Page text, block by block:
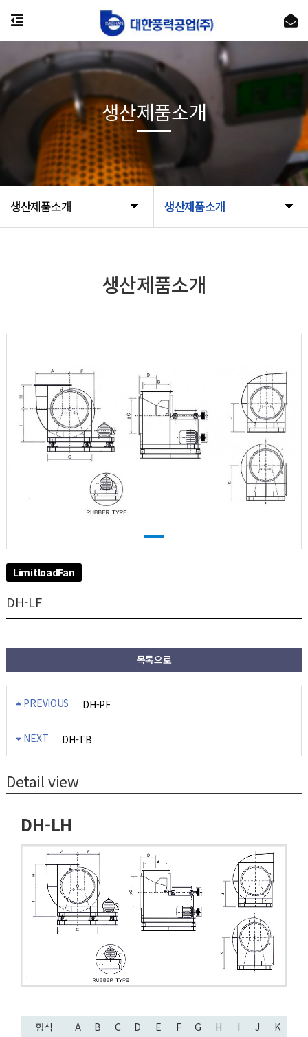
생산제품소개 생산제품소개
생산제품소개
생산제품소개
LimitloadFan
DH-LF
목록으로
PREVIOUS DH-PF
NEXT DH-TB
Detail view
DH-LH
형식 A B C D E F G H I J
K